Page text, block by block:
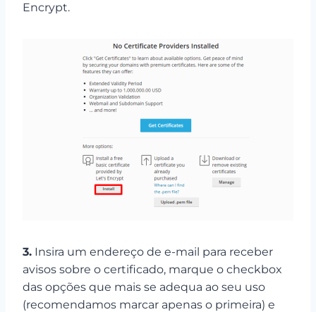
Encrypt.
3. Insira um endereço de e-mail para receber
avisos sobre o certificado, marque o checkbox
das opções que mais se adequa ao seu uso
(recomendamos marcar apenas o primeira) e